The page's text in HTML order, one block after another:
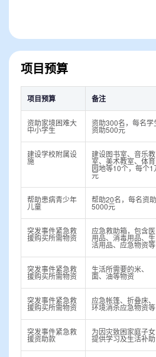
项目预算
项目预算 备注
资助家境困难大
中小学生
资助300名，每名学
资助500元
建设学校附属设
施
建设图书室、音乐教
室、美术教室、体育
园地等10个，每个1
元
帮助患病青少年
儿童
帮助20名，每名资助
5000元
突发事件紧急救
援购买所需物资
应急救助箱，包含医
用品、消毒用品、生
活用品、应急物资等
突发事件紧急救
援购买所需物资
生活所需要的米、
面、油等物资
突发事件紧急救
援购买所需物资
应急帐篷、折叠床、
环境消杀应急物资等
突发事件紧急救
援资助款
为因灾致困家庭子女
提供学习及生活补助